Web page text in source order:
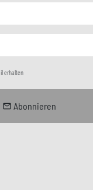
erhalten
email Abonnieren